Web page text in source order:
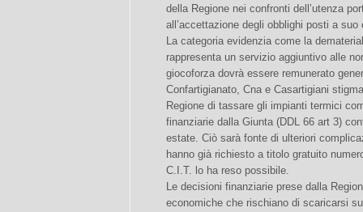
della Regione nei confronti dell’utenza
all’accettazione degli obblighi posti a suo
La categoria evidenzia come la
rappresenta un servizio aggiuntivo alle
giocoforza dovrà essere remunerato
Confartigianato, Cna e Casartigiani
Regione di tassare gli impianti termici
finanziarie dalla Giunta (DDL 66 art 3)
estate. Ciò sarà fonte di ulteriori
hanno già richiesto a titolo gratuito
C.I.T. lo ha reso possibile.
Le decisioni finanziarie prese dalla
economiche che rischiano di scaricarsi